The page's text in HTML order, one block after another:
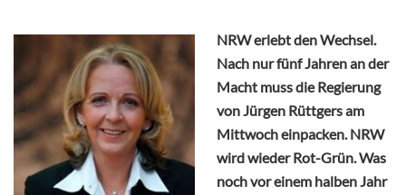
NRW erlebt den Wechsel.
Nach nur fünf Jahren an der
Macht muss die Regierung
von Jürgen Rüttgers am
Mittwoch einpacken. NRW
wird wieder Rot-Grün. Was
noch vor einem halben Jahr